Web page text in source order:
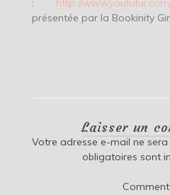
:
http://
présentée par la Bookinity
Laisser un
Votre adresse e-mail ne sera
obligatoires sont